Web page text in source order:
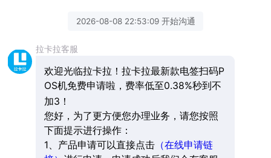
2026-08-08 22:53:09 开始沟通
拉卡拉客服
欢迎光临拉卡拉！拉卡拉最新款电签扫码P
OS机免费申请啦，费率低至0.38%秒到不
加3！
您好，为了更方便您办理业务，请您按照
下面提示进行操作：
1、产品申请可以直接点击（在线申请链